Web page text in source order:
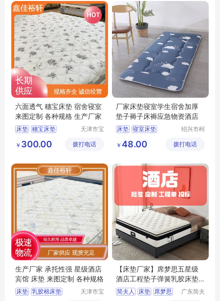
六面透气 穗宝床垫 宿舍寝室
来图定制 各种规格 生产厂家
床垫 穗宝床垫
席梦思弹簧垫
天津市宝
裕轩床垫
￥ 300.00 拨打电话
厂家床垫寝室学生宿舍加厚
垫子褥子床褥应急物资酒店
床垫 寝室床垫
绍兴市柯
轻纺城黄
￥ 48.00 拨打电话
生产厂家 承托性强 星级酒店
宾馆 床垫 来图定制 各种规格
床垫 乳胶棉床垫
天津市宝
【床垫厂家】席梦思五星级
酒店工程垫子弹簧乳胶床垫
挺值
简夫人 床垫 席梦思
广东简夫